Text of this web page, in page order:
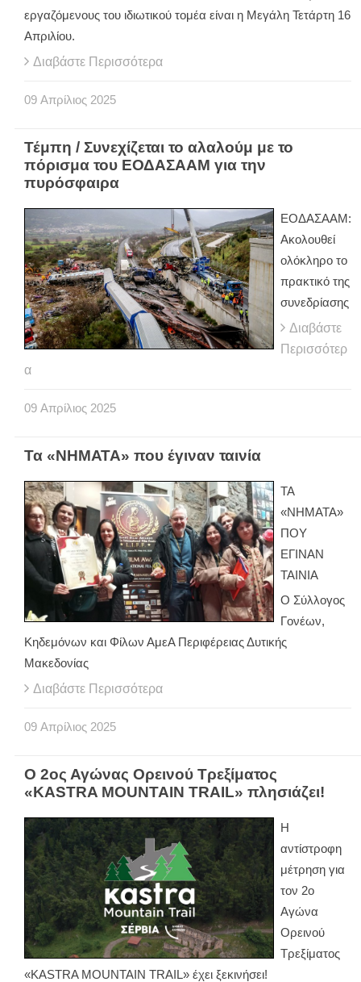
εργαζόμενους του ιδιωτικού τομέα είναι η Μεγάλη Τετάρτη 16
Απριλίου.
Διαβάστε Περισσότερα
09 Απρίλιος 2025
Τέμπη / Συνεχίζεται το αλαλούμ με το
πόρισμα του ΕΟΔΑΣΑΑΜ για την
πυρόσφαιρα
ΕΟΔΑΣΑΑΜ:
Ακολουθεί
ολόκληρο το
πρακτικό της
συνεδρίασης
Διαβάστε
Περισσότερ
α
09 Απρίλιος 2025
Τα «ΝΗΜΑΤΑ» που έγιναν ταινία
ΤΑ
«ΝΗΜΑΤΑ»
ΠΟΥ
ΕΓΙΝΑΝ
ΤΑΙΝΙΑ
Ο Σύλλογος
Γονέων,
Κηδεμόνων και Φίλων ΑμεΑ Περιφέρειας Δυτικής
Μακεδονίας
Διαβάστε Περισσότερα
09 Απρίλιος 2025
Ο 2ος Αγώνας Ορεινού Τρεξίματος
«KASTRA MOUNTAIN TRAIL» πλησιάζει!
Η
αντίστροφη
μέτρηση για
τον 2ο
Αγώνα
Ορεινού
Τρεξίματος
«KASTRA MOUNTAIN TRAIL» έχει ξεκινήσει!